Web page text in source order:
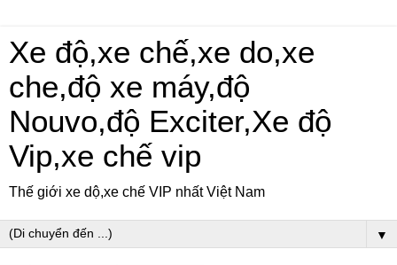
Xe độ,xe chế,xe do,xe
che,độ xe máy,độ
Nouvo,độ Exciter,Xe độ
Vip,xe chế vip
Thế giới xe dộ,xe chế VIP nhất Việt Nam
▼